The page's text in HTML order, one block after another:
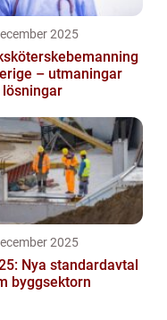
2025
– utmaningar
lösningar
2025
Nya standardavtal
byggsektorn